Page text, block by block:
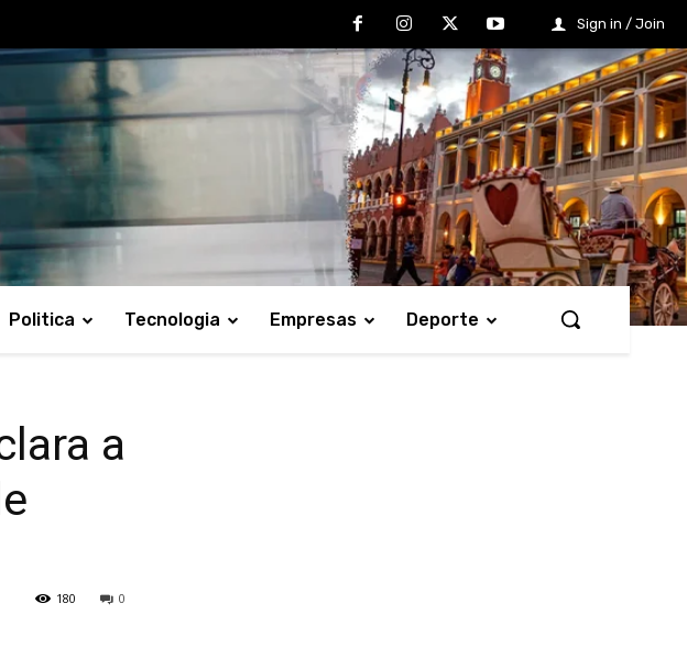
Sign in / Join
Politica Tecnologia Empresas Deporte
a
0
180